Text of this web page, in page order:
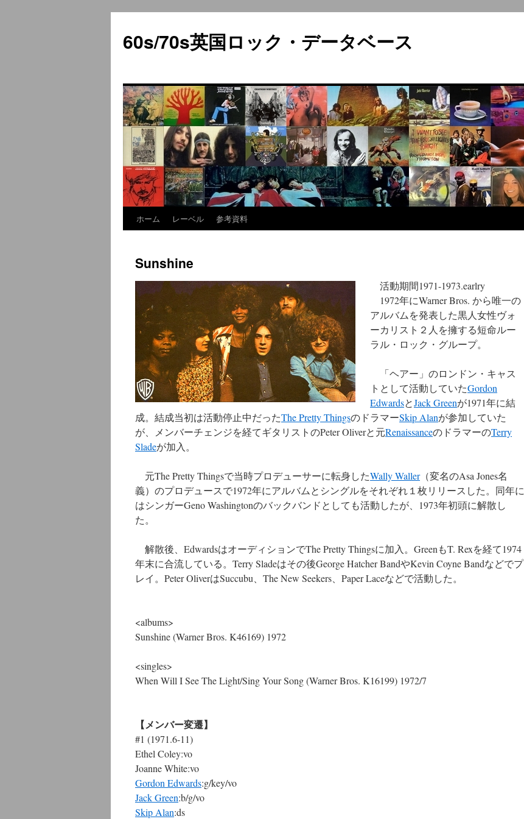
60s/70s英国ロック・データベース
テ
ッ
ホーム レーベル 参考資料
Sunshine
活動期間1971-1973.earlry
1972年にWarner Bros. から唯一の
アルバムを発表した黒人女性ヴォ
ーカリスト２人を擁する短命ルー
ラル・ロック・グループ。
「ヘアー」のロンドン・キャス
トとして活動していたGordon
EdwardsとJack Greenが1971年に結
成。結成当初は活動停止中だったThe Pretty ThingsのドラマーSkip Alanが参加していた
が、メンバーチェンジを経てギタリストのPeter Oliverと元RenaissanceのドラマーのTerry
Sladeが加入。
元The Pretty Thingsで当時プロデューサーに転身したWally Waller（変名のAsa Jones名
義）のプロデュースで1972年にアルバムとシングルをそれぞれ１枚リリースした。同年に
はシンガーGeno Washingtonのバックバンドとしても活動したが、1973年初頭に解散し
た。
解散後、EdwardsはオーディションでThe Pretty Thingsに加入。GreenもT. Rexを経て1974
年末に合流している。Terry Sladeはその後George Hatcher BandやKevin Coyne Bandなどでプ
レイ。Peter OliverはSuccubu、The New Seekers、Paper Laceなどで活動した。
<albums>
Sunshine (Warner Bros. K46169) 1972
<singles>
When Will I See The Light/Sing Your Song (Warner Bros. K16199) 1972/7
【メンバー変遷】
#1 (1971.6-11)
Ethel Coley:vo
Joanne White:vo
Gordon Edwards:g/key/vo
Jack Green:b/g/vo
Skip Alan:ds